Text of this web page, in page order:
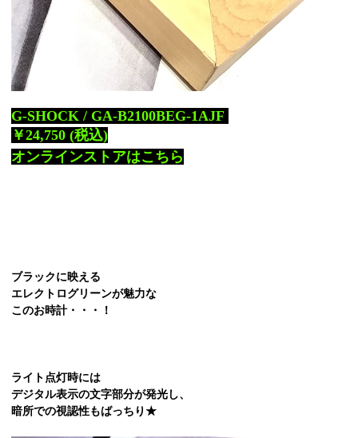
G-SHOCK / GA-B2100BEG-1AJF
￥24,750 (税込)
オンラインストアはこちら
ブラックに映える
エレクトログリーンが魅力な
このお時計・・・！
ライト点灯時には
デジタル表示の文字部分が発光し、
暗所での視認性もばっちり★